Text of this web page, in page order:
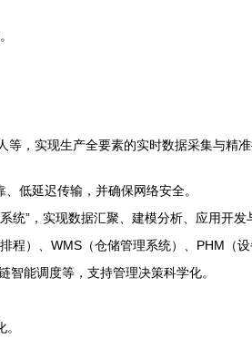
等，实现生产全要素的实时数据采集与精
低延迟传输，并确保网络安全。
统”，实现数据汇聚、建模分析、应用开发
程）、WMS（仓储管理系统）、PHM（
智能调度等，支持管理决策科学化。